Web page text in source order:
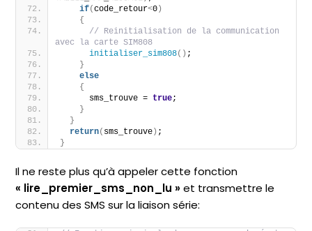
if(code_retour<0 )
{
// Reinitialisation de la communication
avec la carte SIM808
initialiser_sim808() ;
}
else
{
      sms_trouve =
true;
}
}
return( sms_trouve ) ;
}
Il ne reste plus qu’à appeler cette fonction
« lire_premier_sms_non_lu » et transmettre le
contenu des SMS sur la liaison série: